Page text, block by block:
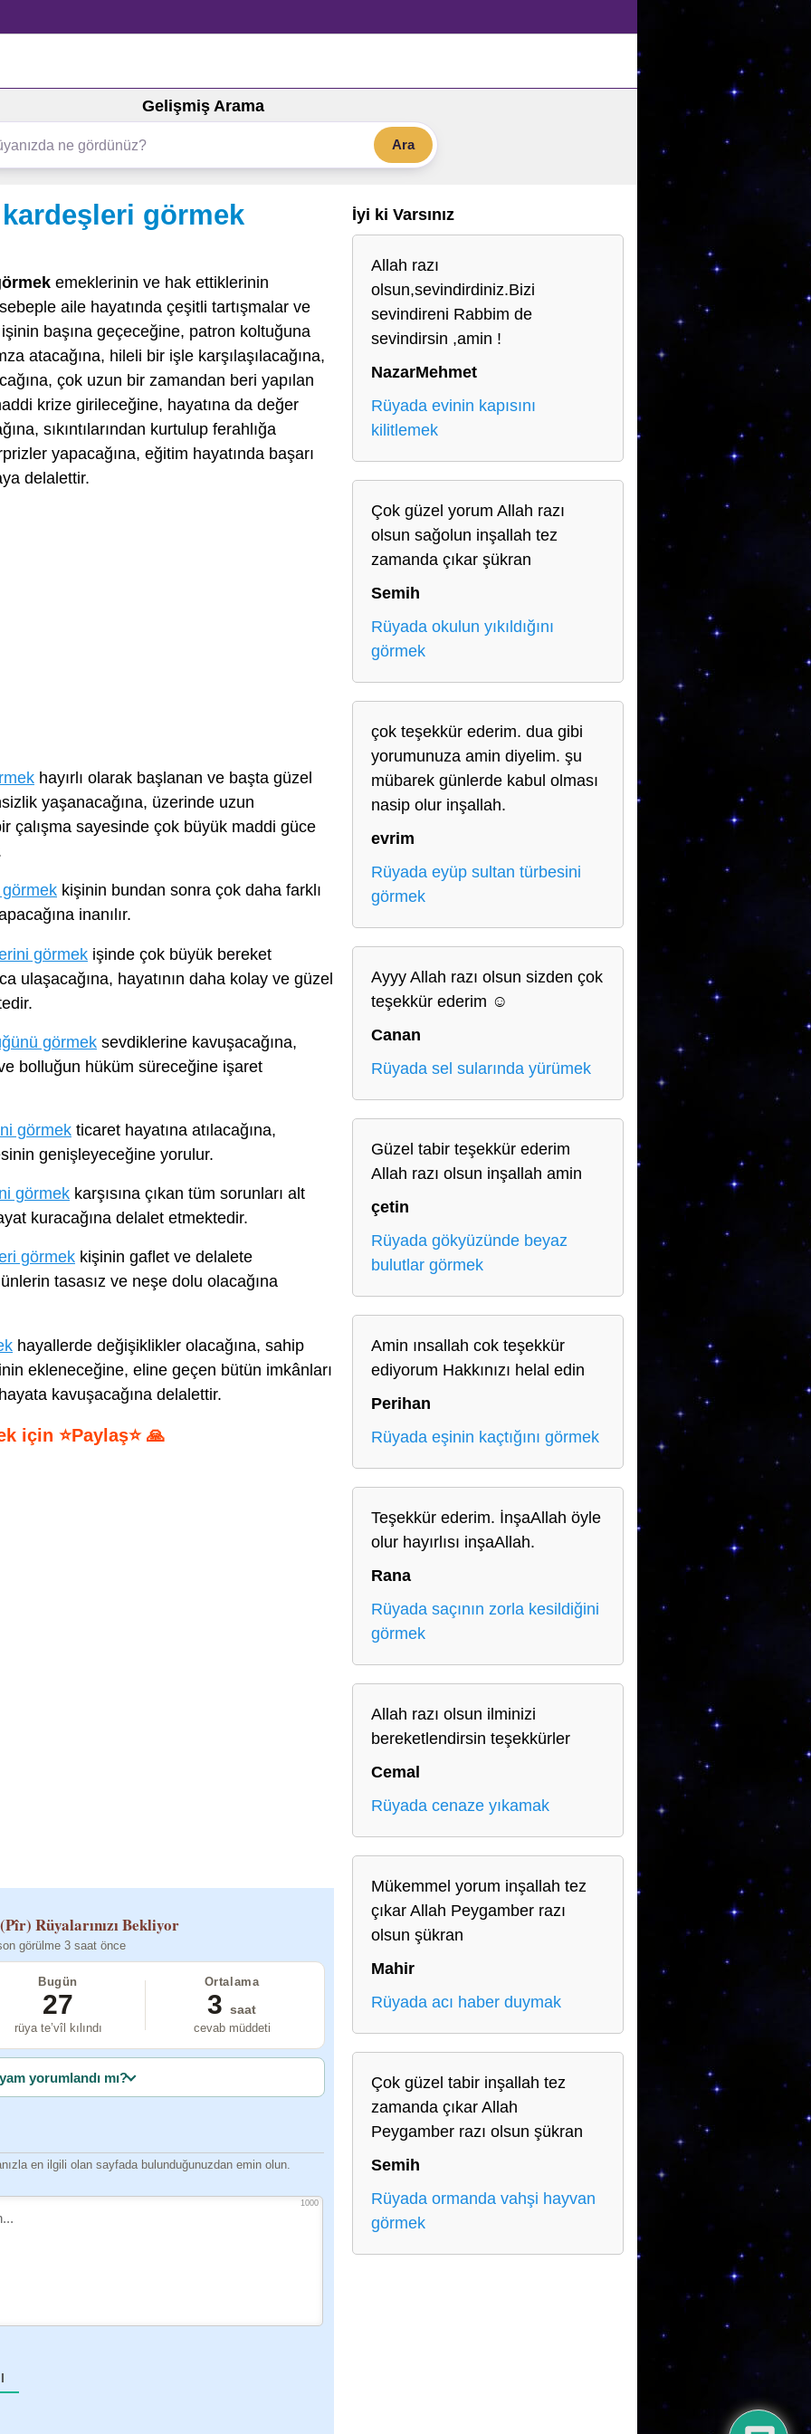
Gelişmiş Arama
Ara
görmek
emeklerinin ve hak ettiklerinin
sebeple aile hayatında çeşitli tartışmalar ve
başına geçeceğine, patron koltuğuna
atacağına, hileli bir işle karşılaşılacağına,
çok uzun bir zamandan beri yapılan
krize girileceğine, hayatına da değer
sıkıntılarından kurtulup ferahlığa
yapacağına, eğitim hayatında başarı
delalettir.
hayırlı olarak başlanan ve başta güzel
yaşanacağına, üzerinde uzun
çalışma sayesinde çok büyük maddi güce
kişinin bundan sonra çok daha farklı
inanılır.
görmek işinde çok büyük bereket
ulaşacağına, hayatının daha kolay ve güzel
görmek sevdiklerine kavuşacağına,
bolluğun hüküm süreceğine işaret
görmek ticaret hayatına atılacağına,
genişleyeceğine yorulur.
görmek karşısına çıkan tüm sorunları alt
kuracağına delalet etmektedir.
görmek kişinin gaflet ve delalete
tasasız ve neşe dolu olacağına
hayallerde değişiklikler olacağına, sahip
ekleneceğine, eline geçen bütün imkânları
kavuşacağına delalettir.
için ⭐Paylaş⭐ 🙏
Rüyalarınızı Bekliyor
görülme 3 saat önce
Bugün
27
rüya te’vîl kılındı
Ortalama
3 saat
cevab müddeti
yorumlandı mı?
en ilgili olan sayfada bulunduğunuzdan emin olun.
1000
İyi ki Varsınız
Allah razı
olsun,sevindirdiniz.Bizi
sevindireni Rabbim de
sevindirsin ,amin !
NazarMehmet
Rüyada evinin kapısını
kilitlemek
Çok güzel yorum Allah razı
olsun sağolun inşallah tez
zamanda çıkar şükran
Semih
Rüyada okulun yıkıldığını
görmek
çok teşekkür ederim. dua gibi
yorumunuza amin diyelim. şu
mübarek günlerde kabul olması
nasip olur inşallah.
evrim
Rüyada eyüp sultan türbesini
görmek
Ayyy Allah razı olsun sizden çok
teşekkür ederim ☺️
Canan
Rüyada sel sularında yürümek
Güzel tabir teşekkür ederim
Allah razı olsun inşallah amin
çetin
Rüyada gökyüzünde beyaz
bulutlar görmek
Amin ınsallah cok teşekkür
ediyorum Hakkınızı helal edin
Perihan
Rüyada eşinin kaçtığını görmek
Teşekkür ederim. İnşaAllah öyle
olur hayırlısı inşaAllah.
Rana
Rüyada saçının zorla kesildiğini
görmek
Allah razı olsun ilminizi
bereketlendirsin teşekkürler
Cemal
Rüyada cenaze yıkamak
Mükemmel yorum inşallah tez
çıkar Allah Peygamber razı
olsun şükran
Mahir
Rüyada acı haber duymak
Çok güzel tabir inşallah tez
zamanda çıkar Allah
Peygamber razı olsun şükran
Semih
Rüyada ormanda vahşi hayvan
görmek